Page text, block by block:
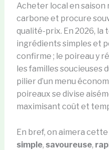
Acheter local en saison
carbone et procure
qualité-prix. En 2026, la
ingrédients simples et
confirme ; le poireau y
les familles soucieuses
pilier d’un menu
poireaux se divise
maximisant coût et
En bref, on aimera
simple, savoureuse,